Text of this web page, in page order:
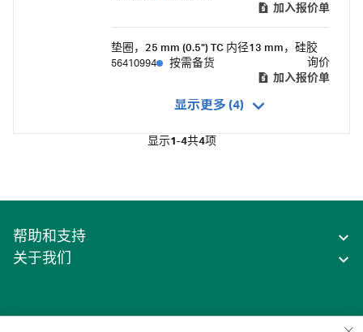
加入报价单
垫圈，25 mm (0.5") TC 内径13 mm，硅胶
56410994
按需备货
询价
加入报价单
显示更多 (4)
显示1-4共4项
帮助和支持
关于我们